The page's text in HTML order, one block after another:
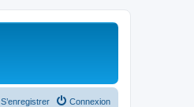
Connexion
S’enregistrer